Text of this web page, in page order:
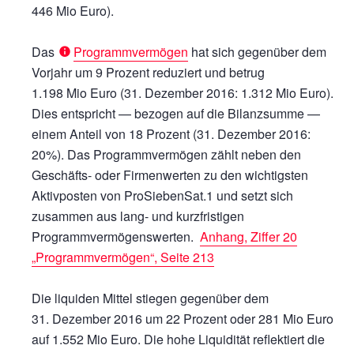
446 Mio Euro).
Das Programmvermögen hat sich gegenüber dem
Vorjahr um 9 Prozent reduziert und betrug
1.198 Mio Euro (31. Dezember 2016: 1.312 Mio Euro).
Dies entspricht — bezogen auf die Bilanzsumme —
einem Anteil von 18 Prozent (31. Dezember 2016:
20%). Das Programmvermögen zählt neben den
Geschäfts- oder Firmenwerten zu den wichtigsten
Aktivposten von ProSiebenSat.1 und setzt sich
zusammen aus lang- und kurzfristigen
Programmvermögenswerten. Anhang, Ziffer 20
„Programmvermögen“, Seite 213
Die liquiden Mittel stiegen gegenüber dem
31. Dezember 2016 um 22 Prozent oder281 Mio Euro
auf1.552 Mio Euro. Die hohe Liquidität reflektiert die